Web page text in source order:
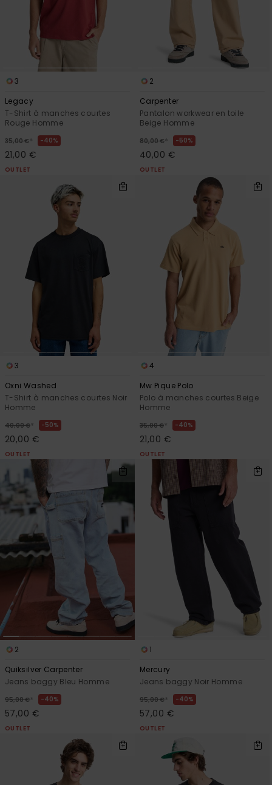
3
Legacy
T-Shirt à manches courtes
Rouge Homme
35,00 € * 40%
21,00 €
OUTLET
2
Carpenter
Pantalon workwear en toile
Beige Homme
80,00 € * 50%
40,00 €
OUTLET
3
Oxni Washed
T-Shirt à manches courtes Noir
Homme
40,00 € * 50%
20,00 €
OUTLET
4
Mw Pique Polo
Polo à manches courtes Beige
Homme
35,00 € * 40%
21,00 €
OUTLET
2
Quiksilver Carpenter
Jeans baggy Bleu Homme
95,00 € * 40%
57,00 €
OUTLET
1
Mercury
Jeans baggy Noir Homme
95,00 € * 40%
57,00 €
OUTLET